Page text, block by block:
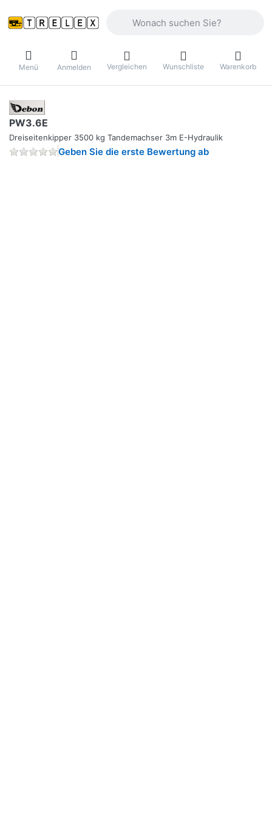
Menü Anmelden Vergleichen Wunschliste Warenkorb
PW3.6E
Dreiseitenkipper 3500 kg Tandemachser 3m E-Hydraulik
Geben Sie die erste Bewertung ab